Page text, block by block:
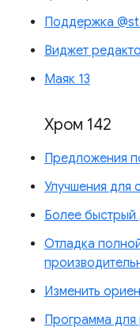
Поддержка
Виджет
Маяк 13
Хром 142
Предложения
Улучшения для
Более
Отладка
Изменить
Программа для